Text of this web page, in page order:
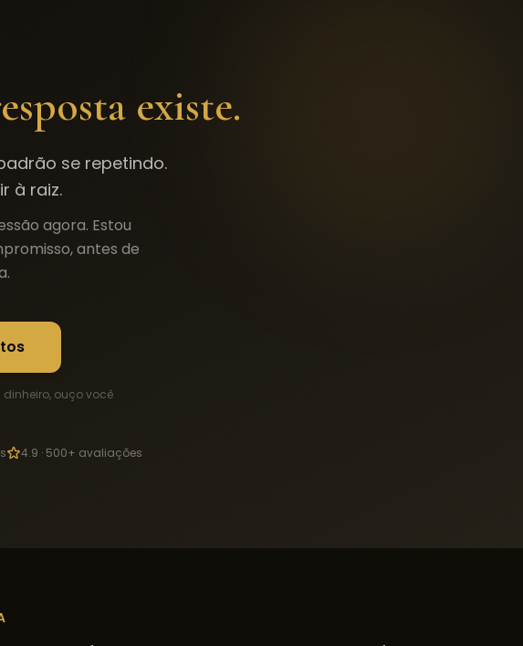
existe.
se repetindo.
à raiz.
agora. Estou
antes de
ouço você
4.9 · 500+ avaliações